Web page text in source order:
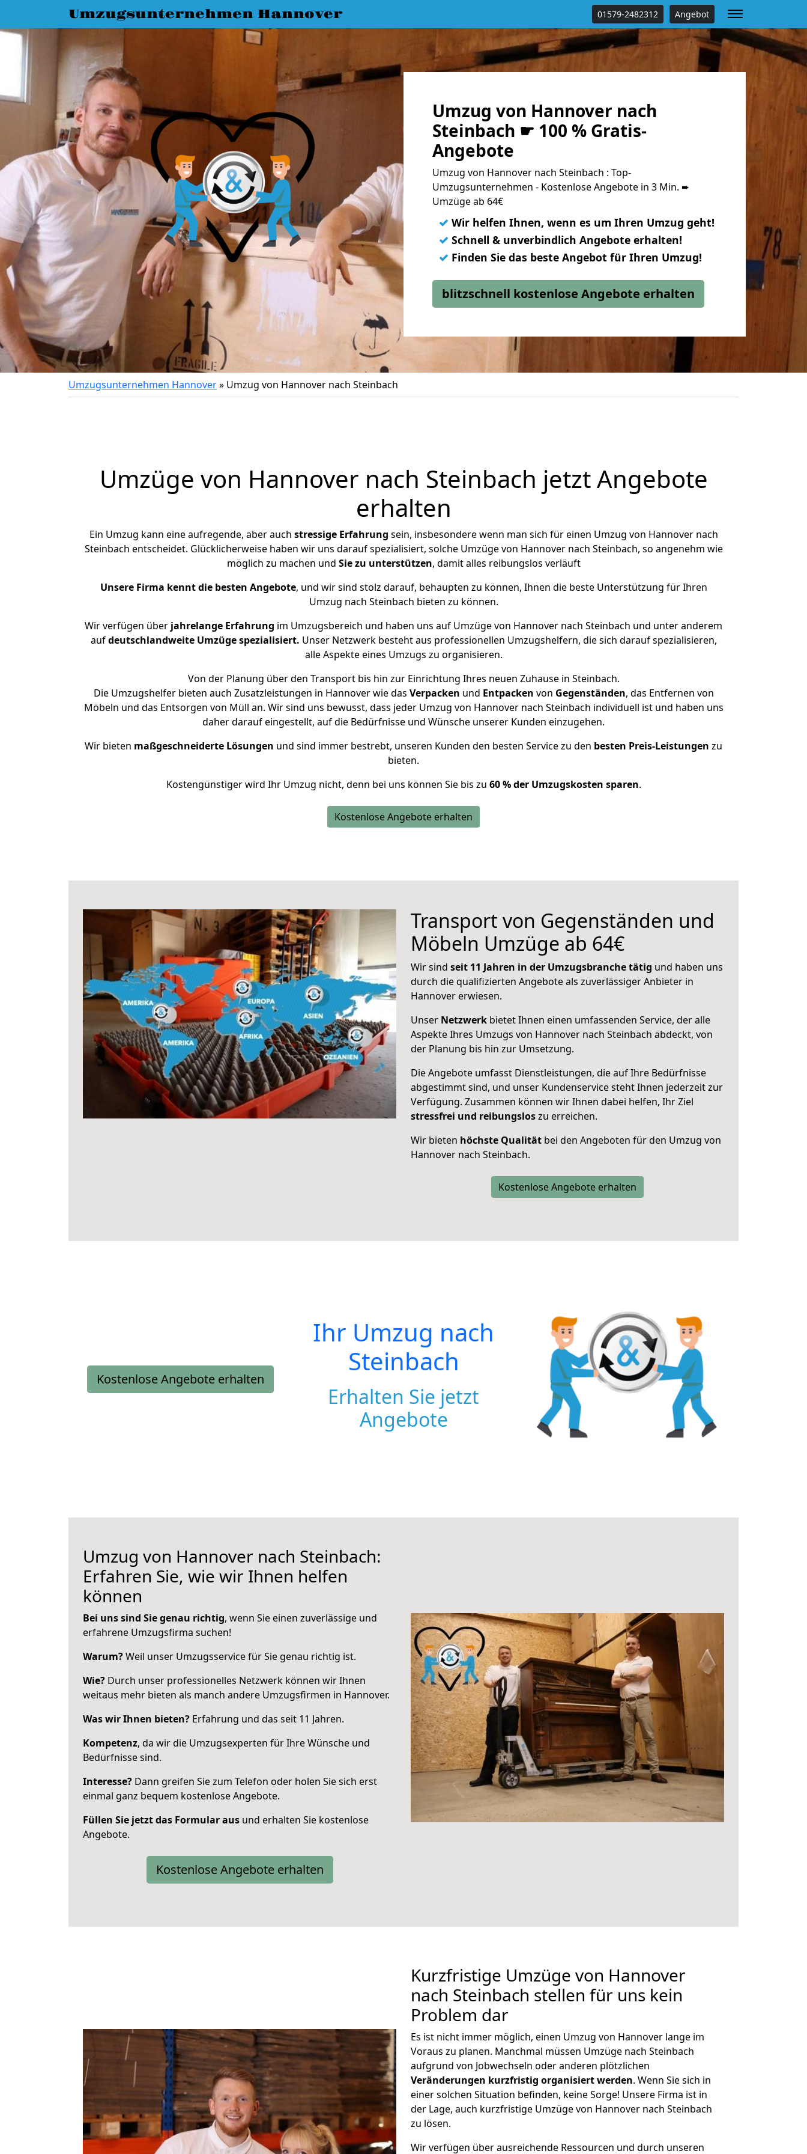
Umzugsunternehmen Hannover 01579-2482312 Angebot
Umzug von Hannover nach
Steinbach ☛ 100 % Gratis-
Angebote
Umzug von Hannover nach Steinbach : Top-
Umzugsunternehmen - Kostenlose Angebote in 3 Min. ➨
Umzüge ab 64€
✓ Wir helfen Ihnen, wenn es um Ihren Umzug geht!
✓ Schnell & unverbindlich Angebote erhalten!
✓ Finden Sie das beste Angebot für Ihren Umzug!
blitzschnell kostenlose Angebote erhalten
Umzugsunternehmen Hannover» Umzug von Hannover nach Steinbach
Umzüge von Hannover nach Steinbach jetzt Angebote
erhalten
Ein Umzug kann eine aufregende, aber auch stressige Erfahrung sein, insbesondere wenn man sich für einen Umzug von Hannover nach
Steinbach entscheidet. Glücklicherweise haben wir uns darauf spezialisiert, solche Umzüge von Hannover nach Steinbach, so angenehm wie
möglich zu machen und Sie zu unterstützen, damit alles reibungslos verläuft
Unsere Firma kennt die besten Angebote, und wir sind stolz darauf, behaupten zu können, Ihnen die beste Unterstützung für Ihren
Umzug nach Steinbach bieten zu können.
Wir verfügen über jahrelange Erfahrung im Umzugsbereich und haben uns auf Umzüge von Hannover nach Steinbach und unter anderem
aufdeutschlandweite Umzüge spezialisiert. Unser Netzwerk besteht aus professionellen Umzugshelfern, die sich darauf spezialisieren,
alle Aspekte eines Umzugs zu organisieren.
Von der Planung über den Transport bis hin zur Einrichtung Ihres neuen Zuhause in Steinbach.
Die Umzugshelfer bieten auch Zusatzleistungen in Hannover wie das Verpacken und Entpacken von Gegenständen, das Entfernen von
Möbeln und das Entsorgen von Müll an. Wir sind uns bewusst, dass jeder Umzug von Hannover nach Steinbach individuell ist und haben uns
daher darauf eingestellt, auf die Bedürfnisse und Wünsche unserer Kunden einzugehen.
Wir bieten maßgeschneiderte Lösungen und sind immer bestrebt, unseren Kunden den besten Service zu den besten Preis-Leistungen zu
bieten.
Kostengünstiger wird Ihr Umzug nicht, denn bei uns können Sie bis zu 60 % der Umzugskosten sparen.
Kostenlose Angebote erhalten
Transport von Gegenständen und
Möbeln Umzüge ab 64€
Wir sind seit 11 Jahren in der Umzugsbranche tätig und haben uns
durch die qualifizierten Angebote als zuverlässiger Anbieter in
Hannover erwiesen.
Unser Netzwerk bietet Ihnen einen umfassenden Service, der alle
Aspekte Ihres Umzugs von Hannover nach Steinbach abdeckt, von
der Planung bis hin zur Umsetzung.
Die Angebote umfasst Dienstleistungen, die auf Ihre Bedürfnisse
abgestimmt sind, und unser Kundenservice steht Ihnen jederzeit zur
Verfügung. Zusammen können wir Ihnen dabei helfen, Ihr Ziel
stressfrei und reibungsloszu erreichen.
Wir bieten höchste Qualität bei den Angeboten für den Umzug von
Hannover nach Steinbach.
Kostenlose Angebote erhalten
Kostenlose Angebote erhalten
Ihr Umzug nach
Steinbach
Erhalten Sie jetzt
Angebote
Umzug von Hannover nach Steinbach:
Erfahren Sie, wie wir Ihnen helfen
können
Bei uns sind Sie genau richtig, wenn Sie einen zuverlässige und
erfahrene Umzugsfirma suchen!
Warum?Weil unser Umzugsservice für Sie genau richtig ist.
Wie? Durch unser professionelles Netzwerk können wir Ihnen
weitaus mehr bieten als manch andere Umzugsfirmen in Hannover.
Was wir Ihnen bieten? Erfahrung und das seit 11 Jahren.
Kompetenz, da wir die Umzugsexperten für Ihre Wünsche und
Bedürfnisse sind.
Interesse? Dann greifen Sie zum Telefon oder holen Sie sich erst
einmal ganz bequem kostenlose Angebote.
Füllen Sie jetzt das Formular aus und erhalten Sie kostenlose
Angebote.
Kostenlose Angebote erhalten
Kurzfristige Umzüge von Hannover
nach Steinbach stellen für uns kein
Problem dar
Es ist nicht immer möglich, einen Umzug von Hannover lange im
Voraus zu planen. Manchmal müssen Umzüge nach Steinbach
aufgrund von Jobwechseln oder anderen plötzlichen
Veränderungen kurzfristig organisiert werden. Wenn Sie sich in
einer solchen Situation befinden, keine Sorge! Unsere Firma ist in
der Lage, auch kurzfristige Umzüge von Hannover nach Steinbach
zu lösen.
Wir verfügen über ausreichende Ressourcen und durch unseren